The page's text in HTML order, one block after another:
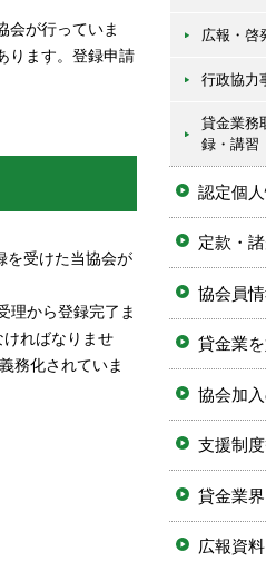
会が行っていま
ります。登録申請
を受けた当協会が
理から登録完了ま
ればなりませ
務化されていま
広報・啓
行政協力
貸金業務
録・講習
認定個
定款・
協会員
貸金業
協会加
支援制
貸金業
広報資料